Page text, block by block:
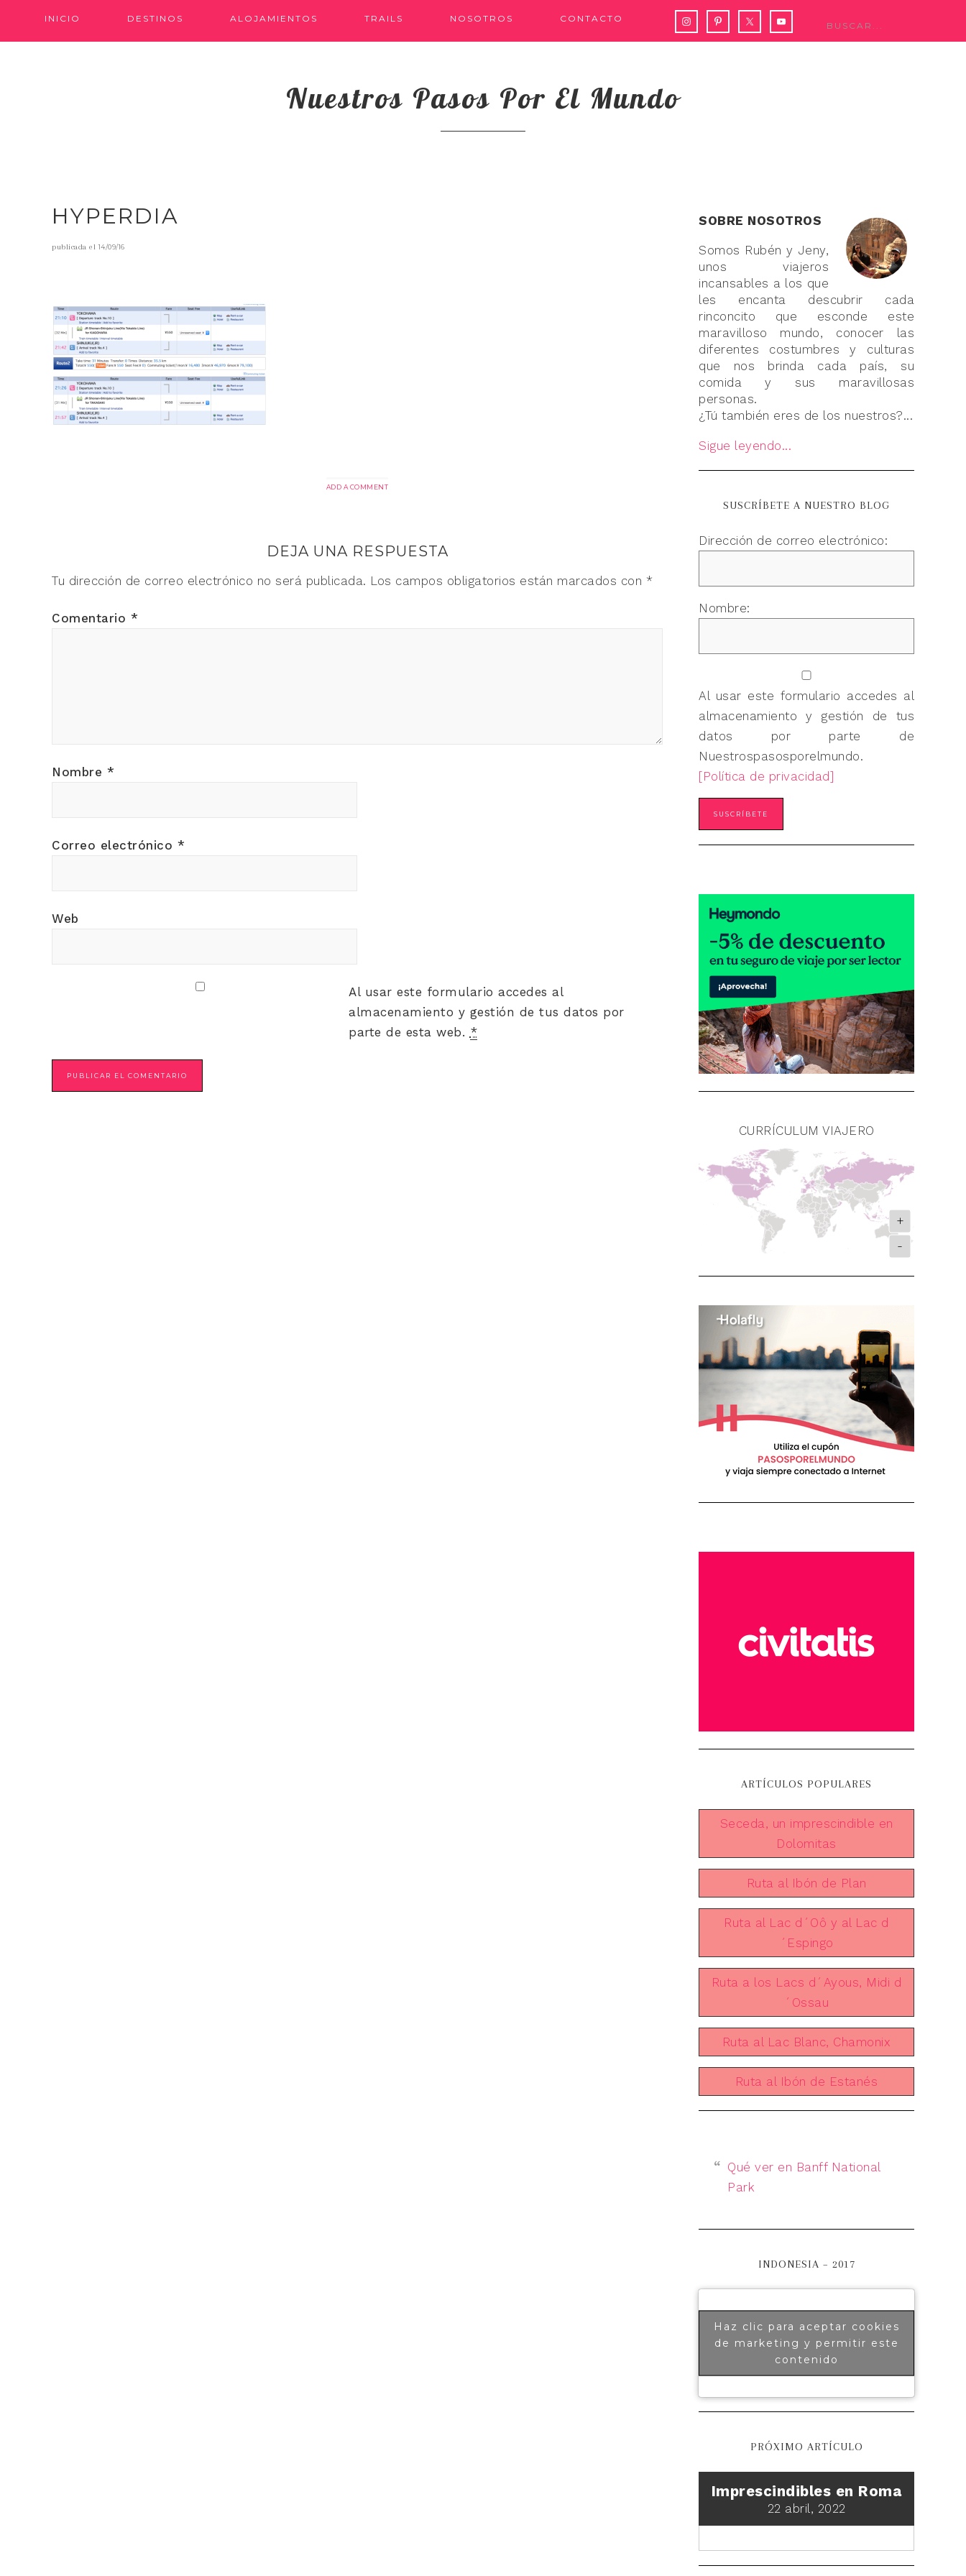
INICIO DESTINOS ALOJAMIENTOS TRAILS NOSOTROS CONTACTO
Nuestros Pasos Por El Mundo
HYPERDIA
publicada el14/09/16
ADD A COMMENT
DEJA UNA RESPUESTA
Tu dirección de correo electrónico no será publicada. Los campos obligatorios están marcados con *
Comentario *
Nombre *
Correo electrónico *
Web
Al usar este formulario accedes al
almacenamiento y gestión de tus datos por
parte de esta web. *
SOBRE NOSOTROS
Somos Rubén y Jeny,
unos viajeros
incansables a los que
les encanta descubrir cada
rinconcito que esconde este
maravilloso mundo, conocer las
diferentes costumbres y culturas
que nos brinda cada país, su
comida y sus maravillosas
personas.
¿Tú también eres de los nuestros?...
Sigue leyendo...
SUSCRÍBETE A NUESTRO BLOG
Dirección de correo electrónico:
Nombre:
Al usar este formulario accedes al
almacenamiento y gestión de tus
datos por parte de
Nuestrospasosporelmundo.
[Política de privacidad]
CURRÍCULUM VIAJERO
+
-
ARTÍCULOS POPULARES
Seceda, un imprescindible en
Dolomitas
Ruta al Ibón de Plan
Ruta al Lac d´Oô y al Lac d
´Espingo
Ruta a los Lacs d´Ayous, Midi d
´Ossau
Ruta al Lac Blanc, Chamonix
Ruta al Ibón de Estanés
Qué ver en Banff National
Park
INDONESIA – 2017
Haz clic para aceptar cookies
de marketing y permitir este
contenido
PRÓXIMO ARTÍCULO
Imprescindibles en Roma
22 abril, 2022